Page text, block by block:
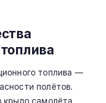
топлива —
полётов.
крыло самолёта,